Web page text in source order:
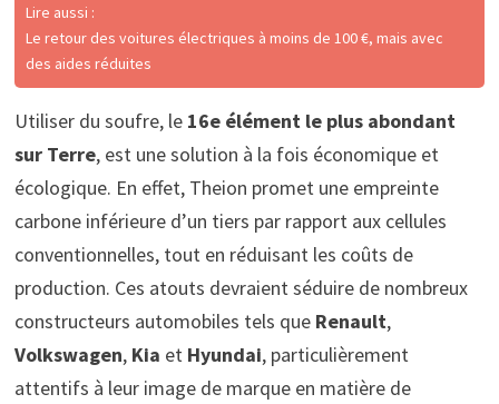
Lire aussi :
Le retour des voitures électriques à moins de 100 €, mais avec
des aides réduites
Utiliser du soufre, le 16e élément le plus abondant
sur Terre, est une solution à la fois économique et
écologique. En effet, Theion promet une empreinte
carbone inférieure d’un tiers par rapport aux cellules
conventionnelles, tout en réduisant les coûts de
production. Ces atouts devraient séduire de nombreux
constructeurs automobiles tels que Renault,
Volkswagen, Kia et Hyundai, particulièrement
attentifs à leur image de marque en matière de